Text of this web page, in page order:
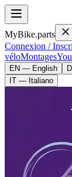
MyBike.parts
Connexion /
véloMontages
EN — English
IT — Italiano